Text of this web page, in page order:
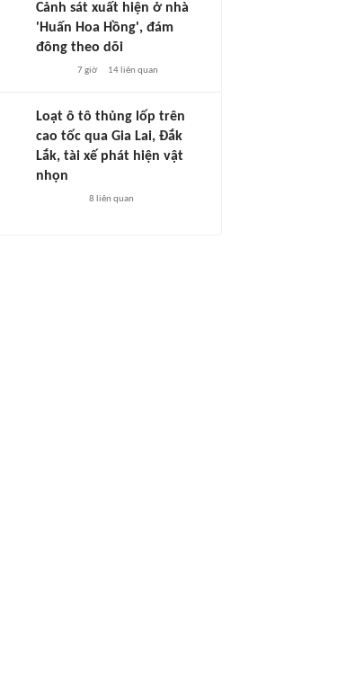
Cảnh sát xuất hiện ở nhà
'Huấn Hoa Hồng', đám
đông theo dõi
7 giờ 14liên quan
Loạt ô tô thủng lốp trên
cao tốc qua Gia Lai, Đắk
Lắk, tài xế phát hiện vật
nhọn
8 liên quan